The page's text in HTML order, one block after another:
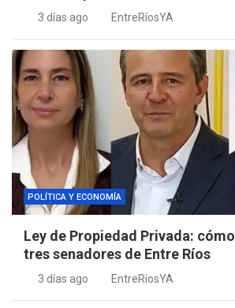
3 días ago EntreRíosYA
POLÍTICA Y ECONOMÍA
Ley de Propiedad Privada:
tres senadores de Entre Ríos
3 días ago EntreRíosYA